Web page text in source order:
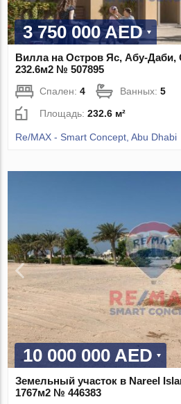
3 750 000 AED
Вилла на Остров Яс, Абу-
232.6м2 № 507895
Спален:4 Ванных:5
Площадь:232.6 м²
Re/MAX - Smart Concept, Abu Dhabi
10 000 000 AED
Земельный участок в Nareel
1767м2 № 446383